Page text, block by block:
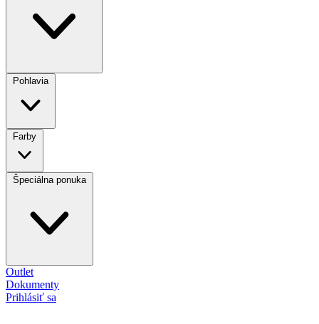
Pohlavia
Farby
Špeciálna ponuka
Outlet
Dokumenty
Prihlásiť sa